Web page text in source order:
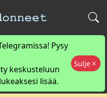
Pysy
keskusteluun
lisää.
Sulje